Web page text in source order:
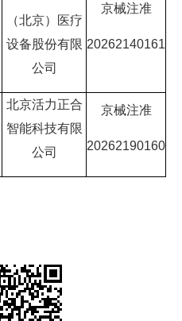
（北京）医疗
设备股份有限
公司
京械注准
20262140161
北京活力正合
智能科技有限
公司
京械注准
20262190160